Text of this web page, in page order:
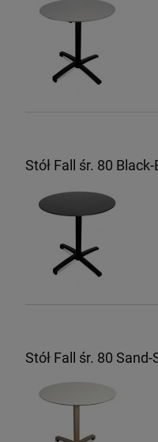
Stół Fall śr. 80
Stół Fall śr. 80 Sand-